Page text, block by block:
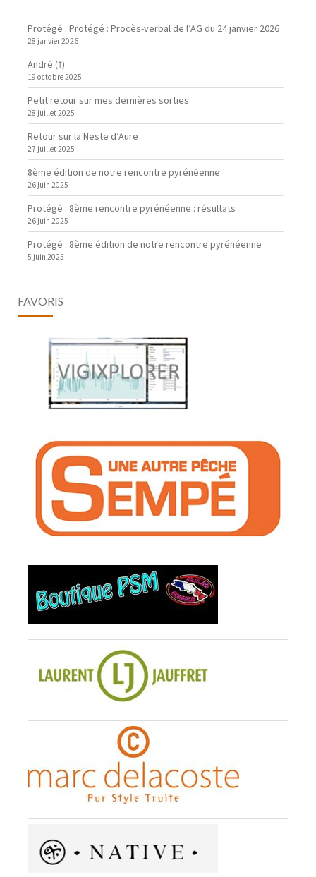
Protégé : Protégé : Procès-verbal de l’AG du 24 janvier 2026
28 janvier 2026
André (†)
19 octobre 2025
Petit retour sur mes dernières sorties
28 juillet 2025
Retour sur la Neste d’Aure
27 juillet 2025
8ème édition de notre rencontre pyrénéenne
26 juin 2025
Protégé : 8ème rencontre pyrénéenne : résultats
26 juin 2025
Protégé : 8ème édition de notre rencontre pyrénéenne
5 juin 2025
FAVORIS